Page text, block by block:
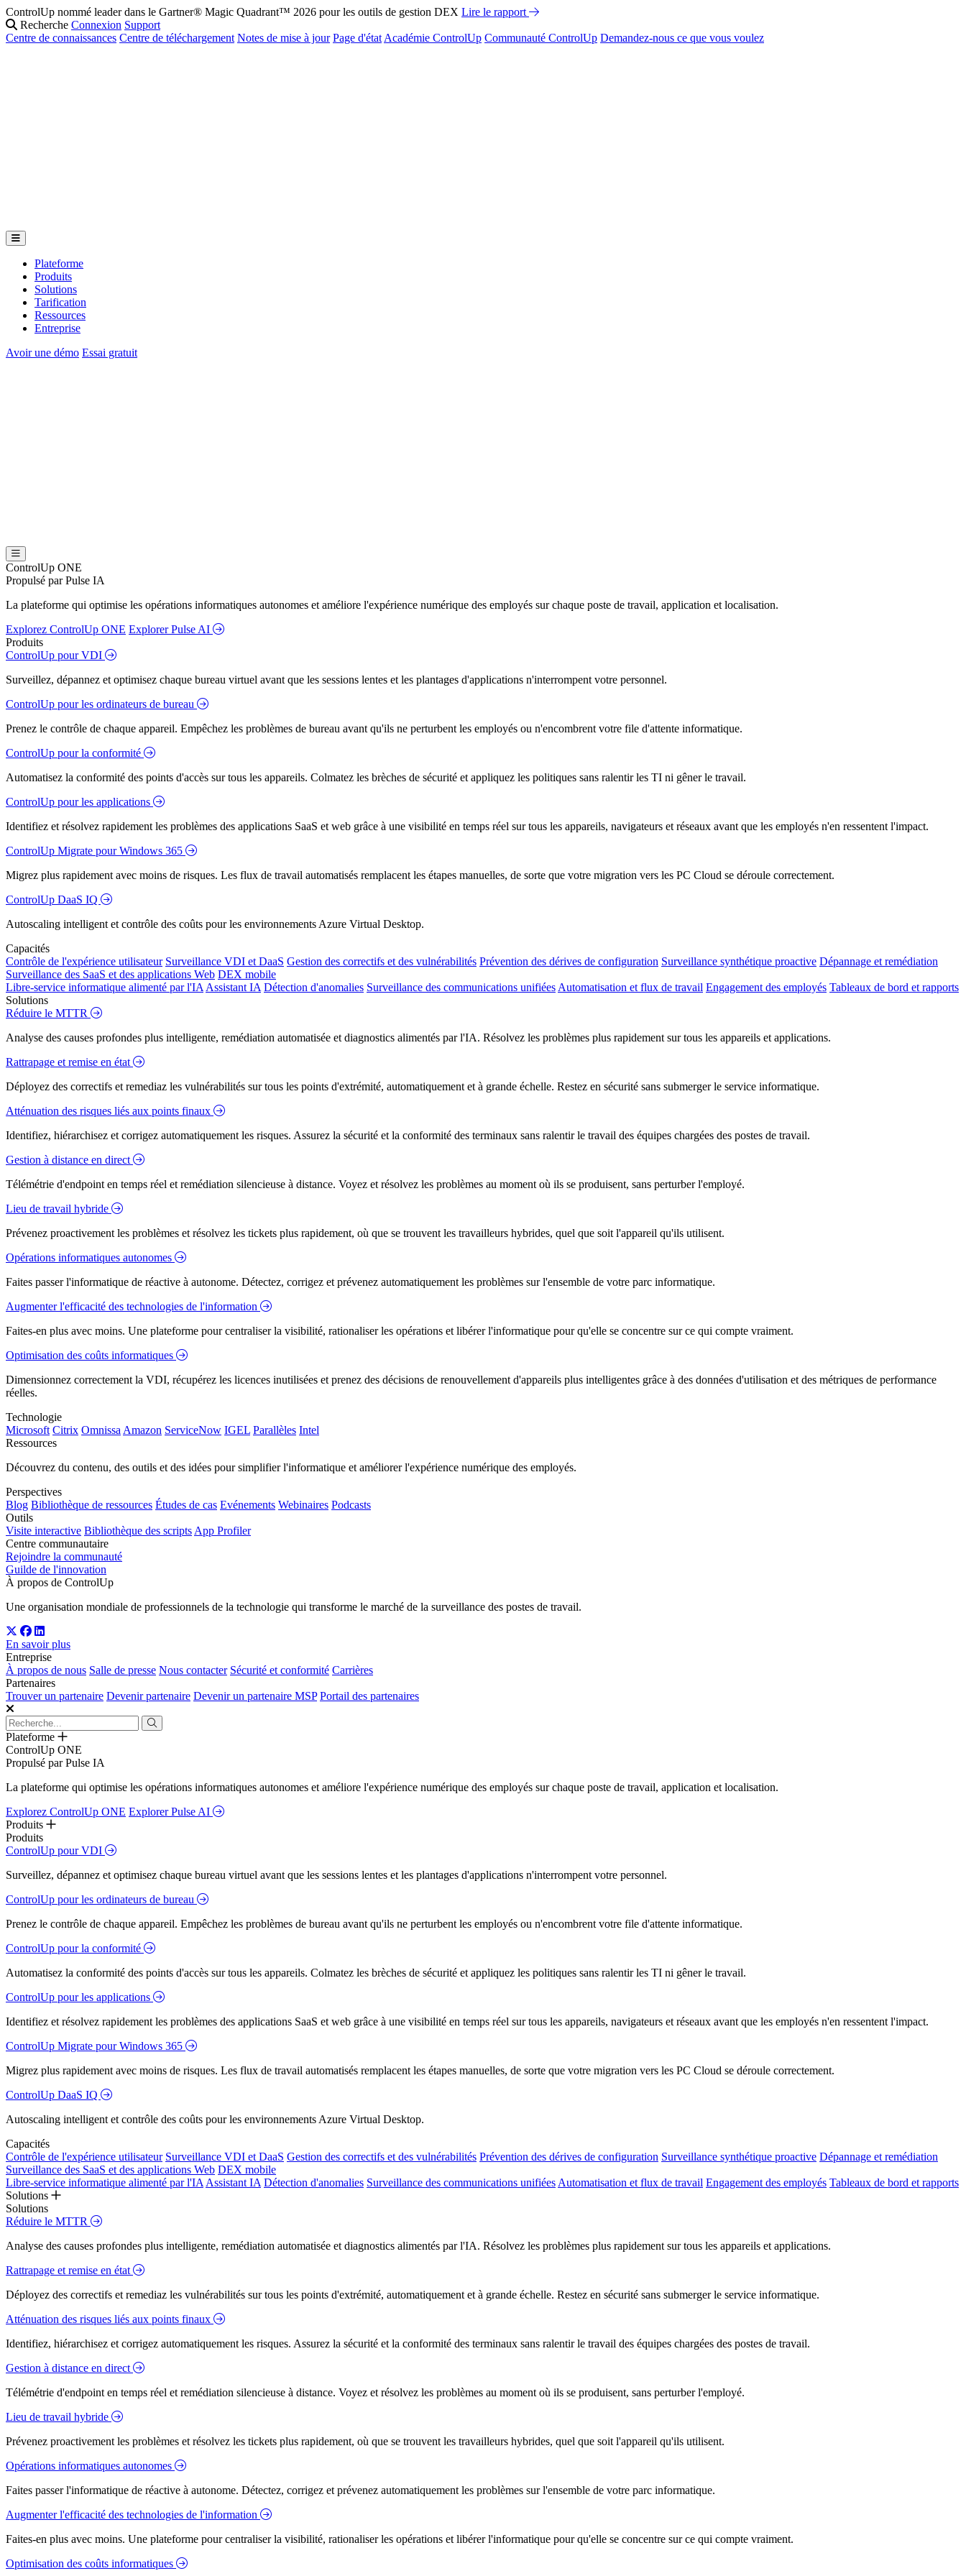
ControlUp nommé leader dans le Gartner® Magic Quadrant™ 2026 pour les outils de gestion DEX Lire le rapport
Recherche Connexion Support
Centre de connaissances Centre de téléchargement Notes de mise à jour Page d'état Académie ControlUp Communauté ControlUp Demandez-nous ce que vous voulez
Plateforme
Produits
Solutions
Tarification
Ressources
Entreprise
Avoir une démo Essai gratuit
ControlUp ONE
Propulsé par Pulse IA
La plateforme qui optimise les opérations informatiques autonomes et améliore l'expérience numérique des employés sur chaque poste de travail, application et localisation.
Explorez ControlUp ONE Explorer Pulse AI
Produits
ControlUp pour VDI
Surveillez, dépannez et optimisez chaque bureau virtuel avant que les sessions lentes et les plantages d'applications n'interrompent votre personnel.
ControlUp pour les ordinateurs de bureau
Prenez le contrôle de chaque appareil. Empêchez les problèmes de bureau avant qu'ils ne perturbent les employés ou n'encombrent votre file d'attente informatique.
ControlUp pour la conformité
Automatisez la conformité des points d'accès sur tous les appareils. Colmatez les brèches de sécurité et appliquez les politiques sans ralentir les TI ni gêner le travail.
ControlUp pour les applications
Identifiez et résolvez rapidement les problèmes des applications SaaS et web grâce à une visibilité en temps réel sur tous les appareils, navigateurs et réseaux avant que les employés n'en ressentent l'impact.
ControlUp Migrate pour Windows 365
Migrez plus rapidement avec moins de risques. Les flux de travail automatisés remplacent les étapes manuelles, de sorte que votre migration vers les PC Cloud se déroule correctement.
ControlUp DaaS IQ
Autoscaling intelligent et contrôle des coûts pour les environnements Azure Virtual Desktop.
Capacités
Contrôle de l'expérience utilisateur Surveillance VDI et DaaS Gestion des correctifs et des vulnérabilités Prévention des dérives de configuration Surveillance synthétique proactive Dépannage et remédiation
Surveillance des SaaS et des applications Web DEX mobile
Libre-service informatique alimenté par l'IA Assistant IA Détection d'anomalies Surveillance des communications unifiées Automatisation et flux de travail Engagement des employés Tableaux de bord et rapports
Solutions
Réduire le MTTR
Analyse des causes profondes plus intelligente, remédiation automatisée et diagnostics alimentés par l'IA. Résolvez les problèmes plus rapidement sur tous les appareils et applications.
Rattrapage et remise en état
Déployez des correctifs et remediaz les vulnérabilités sur tous les points d'extrémité, automatiquement et à grande échelle. Restez en sécurité sans submerger le service informatique.
Atténuation des risques liés aux points finaux
Identifiez, hiérarchisez et corrigez automatiquement les risques. Assurez la sécurité et la conformité des terminaux sans ralentir le travail des équipes chargées des postes de travail.
Gestion à distance en direct
Télémétrie d'endpoint en temps réel et remédiation silencieuse à distance. Voyez et résolvez les problèmes au moment où ils se produisent, sans perturber l'employé.
Lieu de travail hybride
Prévenez proactivement les problèmes et résolvez les tickets plus rapidement, où que se trouvent les travailleurs hybrides, quel que soit l'appareil qu'ils utilisent.
Opérations informatiques autonomes
Faites passer l'informatique de réactive à autonome. Détectez, corrigez et prévenez automatiquement les problèmes sur l'ensemble de votre parc informatique.
Augmenter l'efficacité des technologies de l'information
Faites-en plus avec moins. Une plateforme pour centraliser la visibilité, rationaliser les opérations et libérer l'informatique pour qu'elle se concentre sur ce qui compte vraiment.
Optimisation des coûts informatiques
Dimensionnez correctement la VDI, récupérez les licences inutilisées et prenez des décisions de renouvellement d'appareils plus intelligentes grâce à des données d'utilisation et des métriques de performance
réelles.
Technologie
Microsoft Citrix Omnissa Amazon ServiceNow IGEL Parallèles Intel
Ressources
Découvrez du contenu, des outils et des idées pour simplifier l'informatique et améliorer l'expérience numérique des employés.
Perspectives
Blog Bibliothèque de ressources Études de cas Evénements Webinaires Podcasts
Outils
Visite interactive Bibliothèque des scripts App Profiler
Centre communautaire
Rejoindre la communauté
Guilde de l'innovation
À propos de ControlUp
Une organisation mondiale de professionnels de la technologie qui transforme le marché de la surveillance des postes de travail.
En savoir plus
Entreprise
À propos de nous Salle de presse Nous contacter Sécurité et conformité Carrières
Partenaires
Trouver un partenaire Devenir partenaire Devenir un partenaire MSP Portail des partenaires
Plateforme
ControlUp ONE
Propulsé par Pulse IA
La plateforme qui optimise les opérations informatiques autonomes et améliore l'expérience numérique des employés sur chaque poste de travail, application et localisation.
Explorez ControlUp ONE Explorer Pulse AI
Produits
Produits
ControlUp pour VDI
Surveillez, dépannez et optimisez chaque bureau virtuel avant que les sessions lentes et les plantages d'applications n'interrompent votre personnel.
ControlUp pour les ordinateurs de bureau
Prenez le contrôle de chaque appareil. Empêchez les problèmes de bureau avant qu'ils ne perturbent les employés ou n'encombrent votre file d'attente informatique.
ControlUp pour la conformité
Automatisez la conformité des points d'accès sur tous les appareils. Colmatez les brèches de sécurité et appliquez les politiques sans ralentir les TI ni gêner le travail.
ControlUp pour les applications
Identifiez et résolvez rapidement les problèmes des applications SaaS et web grâce à une visibilité en temps réel sur tous les appareils, navigateurs et réseaux avant que les employés n'en ressentent l'impact.
ControlUp Migrate pour Windows 365
Migrez plus rapidement avec moins de risques. Les flux de travail automatisés remplacent les étapes manuelles, de sorte que votre migration vers les PC Cloud se déroule correctement.
ControlUp DaaS IQ
Autoscaling intelligent et contrôle des coûts pour les environnements Azure Virtual Desktop.
Capacités
Contrôle de l'expérience utilisateur Surveillance VDI et DaaS Gestion des correctifs et des vulnérabilités Prévention des dérives de configuration Surveillance synthétique proactive Dépannage et remédiation
Surveillance des SaaS et des applications Web DEX mobile
Libre-service informatique alimenté par l'IA Assistant IA Détection d'anomalies Surveillance des communications unifiées Automatisation et flux de travail Engagement des employés Tableaux de bord et rapports
Solutions
Solutions
Réduire le MTTR
Analyse des causes profondes plus intelligente, remédiation automatisée et diagnostics alimentés par l'IA. Résolvez les problèmes plus rapidement sur tous les appareils et applications.
Rattrapage et remise en état
Déployez des correctifs et remediaz les vulnérabilités sur tous les points d'extrémité, automatiquement et à grande échelle. Restez en sécurité sans submerger le service informatique.
Atténuation des risques liés aux points finaux
Identifiez, hiérarchisez et corrigez automatiquement les risques. Assurez la sécurité et la conformité des terminaux sans ralentir le travail des équipes chargées des postes de travail.
Gestion à distance en direct
Télémétrie d'endpoint en temps réel et remédiation silencieuse à distance. Voyez et résolvez les problèmes au moment où ils se produisent, sans perturber l'employé.
Lieu de travail hybride
Prévenez proactivement les problèmes et résolvez les tickets plus rapidement, où que se trouvent les travailleurs hybrides, quel que soit l'appareil qu'ils utilisent.
Opérations informatiques autonomes
Faites passer l'informatique de réactive à autonome. Détectez, corrigez et prévenez automatiquement les problèmes sur l'ensemble de votre parc informatique.
Augmenter l'efficacité des technologies de l'information
Faites-en plus avec moins. Une plateforme pour centraliser la visibilité, rationaliser les opérations et libérer l'informatique pour qu'elle se concentre sur ce qui compte vraiment.
Optimisation des coûts informatiques